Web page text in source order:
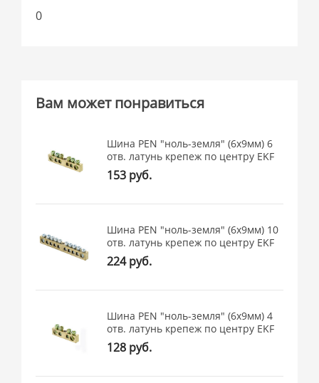
0
Вам может понравиться
Шина PEN "ноль-земля" (6x9мм) 6
отв. латунь крепеж по центру EKF
153 руб.
Шина PEN "ноль-земля" (6x9мм) 10
отв. латунь крепеж по центру EKF
224 руб.
Шина PEN "ноль-земля" (6x9мм) 4
отв. латунь крепеж по центру EKF
128 руб.